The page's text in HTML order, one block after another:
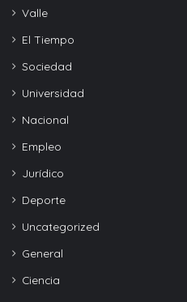
Valle
El Tiempo
Sociedad
Universidad
Nacional
Empleo
Jurídico
Deporte
Uncategorized
General
Ciencia